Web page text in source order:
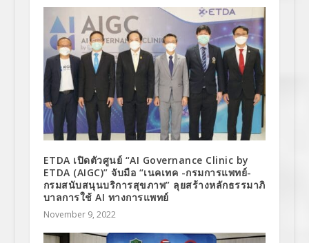
ETDA เปิดตัวศูนย์ “AI Governance Clinic by
ETDA (AIGC)” จับมือ “เนคเทค -กรมการแพทย์-
กรมสนับสนุนบริการสุขภาพ” ลุยสร้างหลักธรรมาภิ
บาลการใช้ AI ทางการแพทย์
November 9, 2022